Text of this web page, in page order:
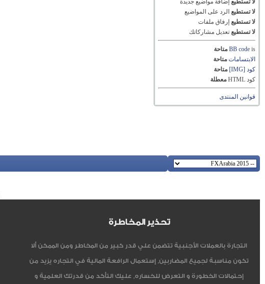
لا تستطيع إضافة مواضيع جديدة
لا تستطيع الرد على المواضيع
لا تستطيع إرفاق ملفات
لا تستطيع تعديل مشاركاتك
BB codeis
متاحة
الابتسامات متاحة
كود [IMG]
متاحة
كود HTML
معطلة
قوانين المنتدى
تحذير المخاطرة
التجارة بالعملات الأجنبية تتضمن علي قدر كبير من المخاطر ومن الممكن ألا
تكون مناسبة لجميع المضاربين, إستعمال الرافعة المالية في التجاره يزيد من
إحتمالات الخطورة و التعرض للخساره, عليك التأكد من قدرتك العلمية و